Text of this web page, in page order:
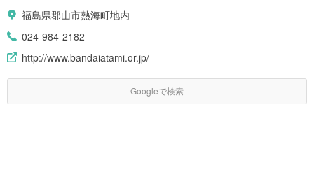
福島県郡山市熱海町地内
024-984-2182
http://www.bandaiatami.or.jp/
Googleで検索